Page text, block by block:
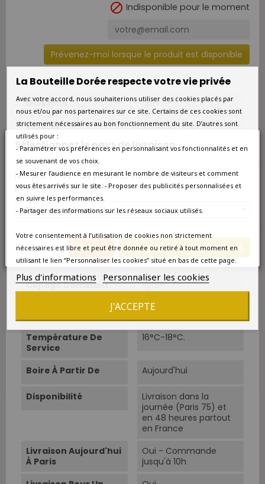
Sélectionnez le pays de livraison
Nos prix et les frais peuvent varier en fonction du
pays/de la région de livraison.
France métropolitaine
Annuler Enregistrer les modifications
 Indisponible pour le moment
Prévenez-moi lorsque le produit est disponible
Millésime 1995
Format Bouteille 0.75L
Pays France
Couleur Rouge
Type Rouge
Classement Vin d'exception
Cépage Dominant Syrah
Syrah
Température De
Service
16°C-18°C.
Boire À Partir De Aujourd'hui
Disponibilité
Livraison dans la
journée (Paris 75) et
en 48 heures partout
en France
Livraison Aujourd'hui
À Paris
Oui - Commande
jusqu'à 10h
La Bouteille Dorée respecte votre vie privée
Avec votre accord, nous souhaiterions utiliser des cookies placés par
nous et/ou par nos partenaires sur ce site. Certains de ces cookies sont
strictement nécessaires au bon fonctionnement du site. D’autres sont
utilisés pour :
- Paramétrer vos préférences en personnalisant vos fonctionnalités et en
se souvenant de vos choix.
- Mesurer l’audience en mesurant le nombre de visiteurs et comment
vous êtes arrivés sur le site. - Proposer des publicités personnalisées et
en suivre les performances.
- Partager des informations sur les réseaux sociaux utilisés.
Votre consentement à l’utilisation de cookies non strictement
nécessaires est libre et peut être donnée ou retiré à tout moment en
utilisant le lien “Personnaliser les cookies” situé en bas de cette page.
Plus d'informations Personnaliser les cookies
J'ACCEPTE